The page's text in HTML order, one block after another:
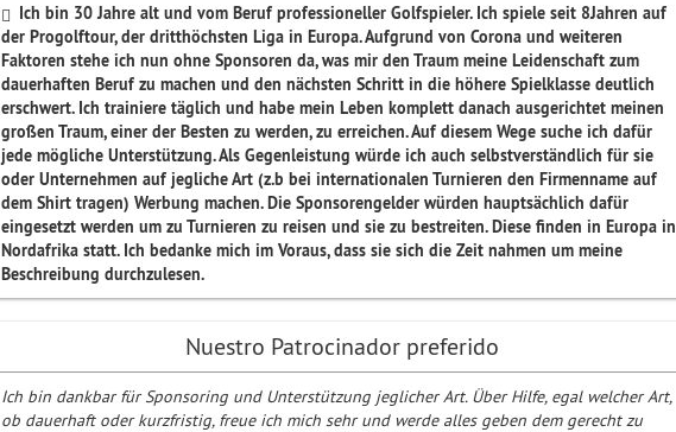
Ich bin 30 Jahre alt und vom Beruf professioneller Golfspieler. Ich spiele seit 8Jahren auf
der Progolftour, der dritthöchsten Liga in Europa. Aufgrund von Corona und weiteren
Faktoren stehe ich nun ohne Sponsoren da, was mir den Traum meine Leidenschaft zum
dauerhaften Beruf zu machen und den nächsten Schritt in die höhere Spielklasse deutlich
erschwert. Ich trainiere täglich und habe mein Leben komplett danach ausgerichtet meinen
großen Traum, einer der Besten zu werden, zu erreichen. Auf diesem Wege suche ich dafür
jede mögliche Unterstützung. Als Gegenleistung würde ich auch selbstverständlich für sie
oder Unternehmen auf jegliche Art (z.b bei internationalen Turnieren den Firmenname auf
dem Shirt tragen) Werbung machen. Die Sponsorengelder würden hauptsächlich dafür
eingesetzt werden um zu Turnieren zu reisen und sie zu bestreiten. Diese finden in Europa in
Nordafrika statt. Ich bedanke mich im Voraus, dass sie sich die Zeit nahmen um meine
Beschreibung durchzulesen.
Nuestro Patrocinador preferido
Ich bin dankbar für Sponsoring und Unterstützung jeglicher Art. Über Hilfe, egal welcher Art,
ob dauerhaft oder kurzfristig, freue ich mich sehr und werde alles geben dem gerecht zu